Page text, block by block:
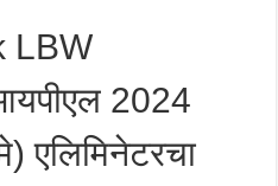
LBW
2024
एलिमिनेटरचा